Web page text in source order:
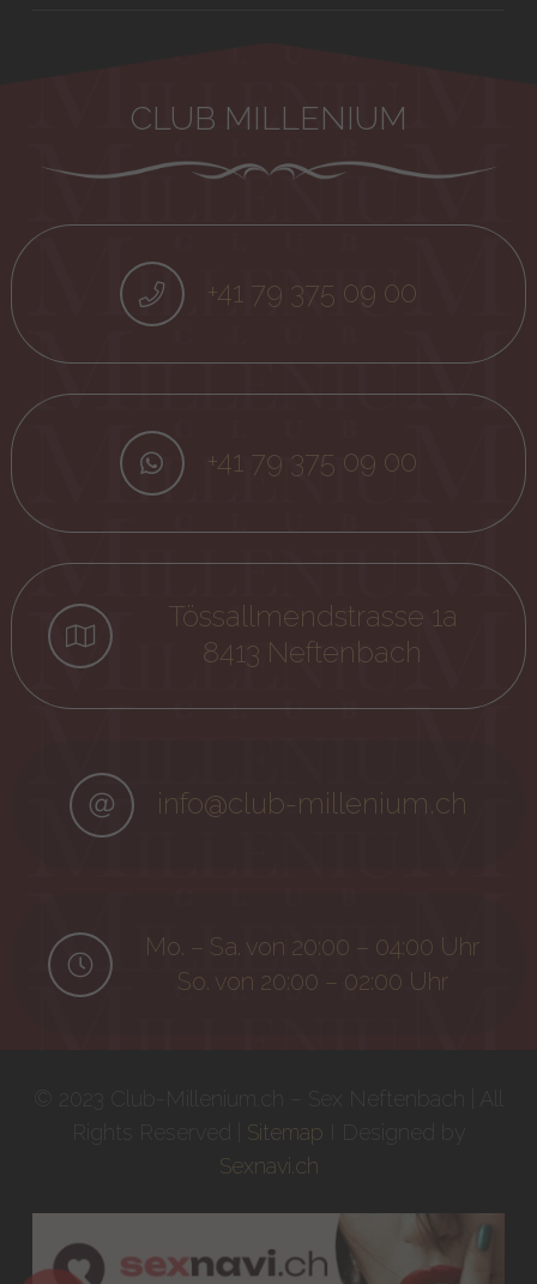
CLUB MILLENIUM
+41 79 375 09 00
+41 79 375 09 00
Tössallmendstrasse 1a
8413 Neftenbach
info@club-millenium.ch
Mo. – Sa. von 20:00 – 04:00 Uhr
So. von 20:00 – 02:00 Uhr
Sitemap
Sexnavi.ch